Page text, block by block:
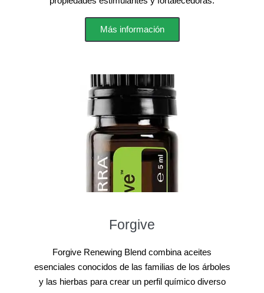
Más información
Forgive
Forgive Renewing Blend combina aceites
esenciales conocidos de las familias de los árboles
y las hierbas para crear un perfil químico diverso